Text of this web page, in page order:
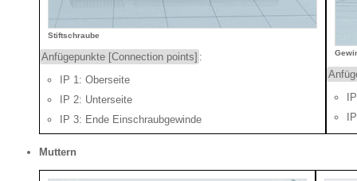
Stiftschraube
Anfügepunkte [Connection points] :
IP 1: Oberseite
IP 2: Unterseite
IP 3: Ende Einschraubgewinde
Muttern